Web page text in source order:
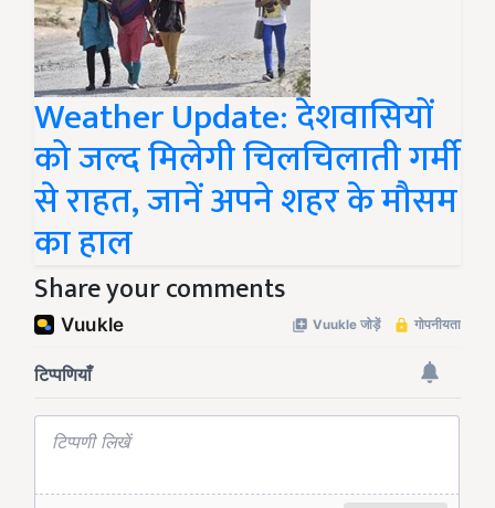
Weather Update: देशवासियों
को जल्द मिलेगी चिलचिलाती गर्मी
से राहत, जानें अपने शहर के मौसम
का हाल
Share your comments